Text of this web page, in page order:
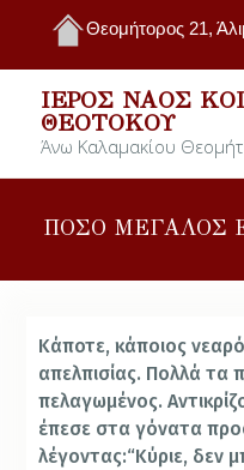
Θεομήτορος 21,
ΙΕΡΌΣ ΝΑΌΣ
ΘΕΟΤΌΚΟΥ
Άνω Καλαμακίου
ΠΟΣΟ ΜΕΓΑΛΟΣ
Κάποτε, κάποιος
απελπισίας. Πολλά
πελαγωμένος.
έπεσε στα γόνατα
λέγοντας:“Κύριε, δεν